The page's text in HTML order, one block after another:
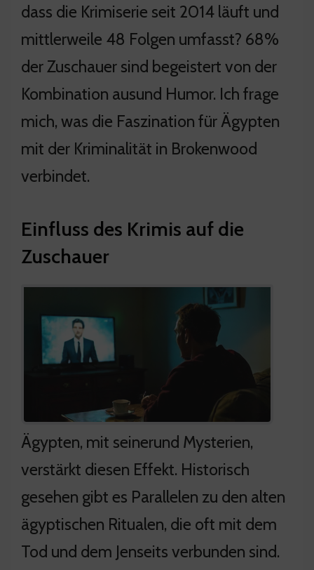
dass die Krimiserie seit 2014 läuft und
mittlerweile 48 Folgen umfasst? 68%
der Zuschauer sind begeistert von der
Kombination ausund Humor. Ich frage
mich, was die Faszination für Ägypten
mit der Kriminalität in Brokenwood
verbindet.
Einfluss des Krimis auf die
Zuschauer
Ägypten, mit seinerund Mysterien,
verstärkt diesen Effekt. Historisch
gesehen gibt es Parallelen zu den alten
ägyptischen Ritualen, die oft mit dem
Tod und dem Jenseits verbunden sind.